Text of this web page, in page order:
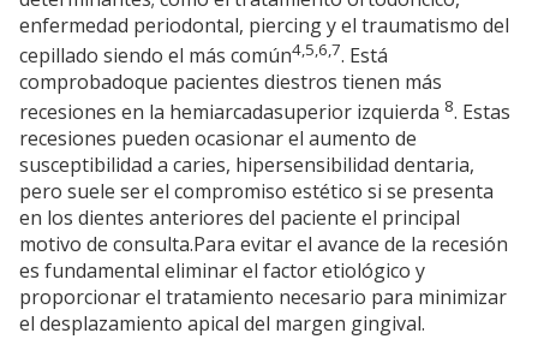
enfermedad periodontal, piercing y el traumatismo del
cepillado siendo el más común4,5,6,7. Está
comprobadoque pacientes diestros tienen más
recesiones en la hemiarcadasuperior izquierda 8. Estas
recesiones pueden ocasionar el aumento de
susceptibilidad a caries, hipersensibilidad dentaria,
pero suele ser el compromiso estético si se presenta
en los dientes anteriores del paciente el principal
motivo de consulta.Para evitar el avance de la recesión
es fundamental eliminar el factor etiológico y
proporcionar el tratamiento necesario para minimizar
el desplazamiento apical del margen gingival.